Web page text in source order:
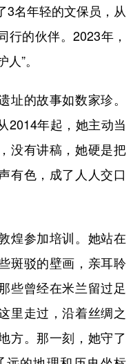
3名年轻的文保员，从
行的伙伴。2023年，
”。
的故事如数家珍。
2014年起，她主动当
没有讲稿，她硬是把
有色，成了人人交口
参加培训。她站在
斑驳的壁画，亲耳聆
些曾经在米兰留过足
里走过，沿着丝绸之
方。那一刻，她守了